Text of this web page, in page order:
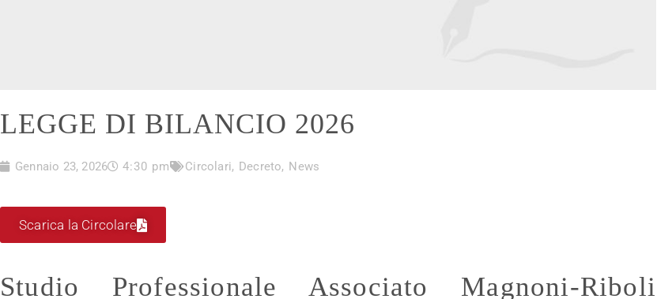
LEGGE DI BILANCIO 2026
Gennaio 23, 2026 4:30 pm Circolari, Decreto, News
Scarica la Circolare
Studio Professionale Associato Magnoni-Riboli